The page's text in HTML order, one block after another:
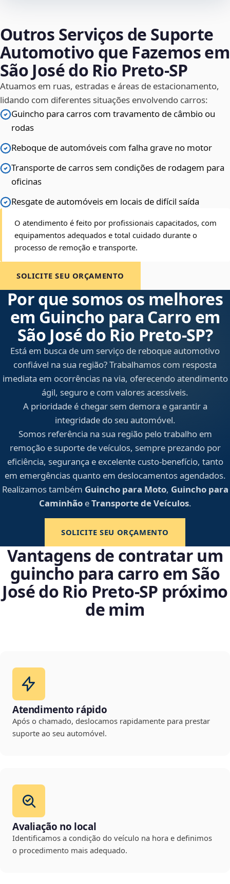
Outros Serviços de Suporte
Automotivo que Fazemos em
São José do Rio Preto‑SP
Atuamos em ruas, estradas e áreas de estacionamento,
lidando com diferentes situações envolvendo carros:
Guincho para carros com travamento de câmbio ou
rodas
Reboque de automóveis com falha grave no motor
Transporte de carros sem condições de rodagem para
oficinas
Resgate de automóveis em locais de difícil saída
O atendimento é feito por profissionais capacitados, com
equipamentos adequados e total cuidado durante o
processo de remoção e transporte.
SOLICITE SEU ORÇAMENTO
Por que somos os melhores
em Guincho para Carro em
São José do Rio Preto‑SP?
Está em busca de um serviço de reboque automotivo
confiável na sua região? Trabalhamos com resposta
imediata em ocorrências na via, oferecendo atendimento
ágil, seguro e com valores acessíveis.
A prioridade é chegar sem demora e garantir a
integridade do seu automóvel.
Somos referência na sua região pelo trabalho em
remoção e suporte de veículos, sempre prezando por
eficiência, segurança e excelente custo-benefício, tanto
em emergências quanto em deslocamentos agendados.
Realizamos também Guincho para Moto, Guincho para
CaminhãoeTransporte de Veículos.
SOLICITE SEU ORÇAMENTO
Vantagens de contratar um
guincho para carro em São
José do Rio Preto‑SP próximo
de mim
Atendimento rápido
Após o chamado, deslocamos rapidamente para prestar
suporte ao seu automóvel.
Avaliação no local
Identificamos a condição do veículo na hora e definimos
o procedimento mais adequado.